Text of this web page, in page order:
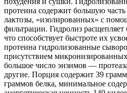
протеина содержит большую
лактозы, «изолированных» с
фильтрации. Гидролиз
что способствует быстроте их
протеина гидролизованные
присутствием
большое число энзимов —
другие. Порция содержит 39
граммов белка, минимальное